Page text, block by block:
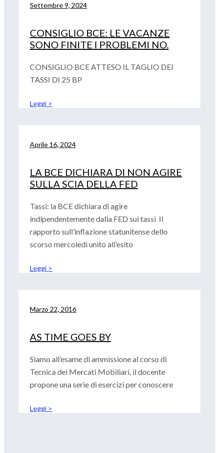
Settembre 9, 2024
CONSIGLIO BCE: LE VACANZE
SONO FINITE I PROBLEMI NO.
CONSIGLIO BCE ATTESO IL TAGLIO DEI
TASSI DI 25 BP
Leggi >
Aprile 16, 2024
LA BCE DICHIARA DI NON AGIRE
SULLA SCIA DELLA FED
Tassi: la BCE dichiara di agire
indipendentemente dalla FED sui tassi Il
rapporto sull’inflazione statunitense dello
scorso mercoledì unito all’esito
Leggi >
Marzo 22, 2016
AS TIME GOES BY
Siamo all’esame di ammissione al corso di
Tecnica dei Mercati Mobiliari, il docente
propone una serie di esercizi per conoscere
Leggi >